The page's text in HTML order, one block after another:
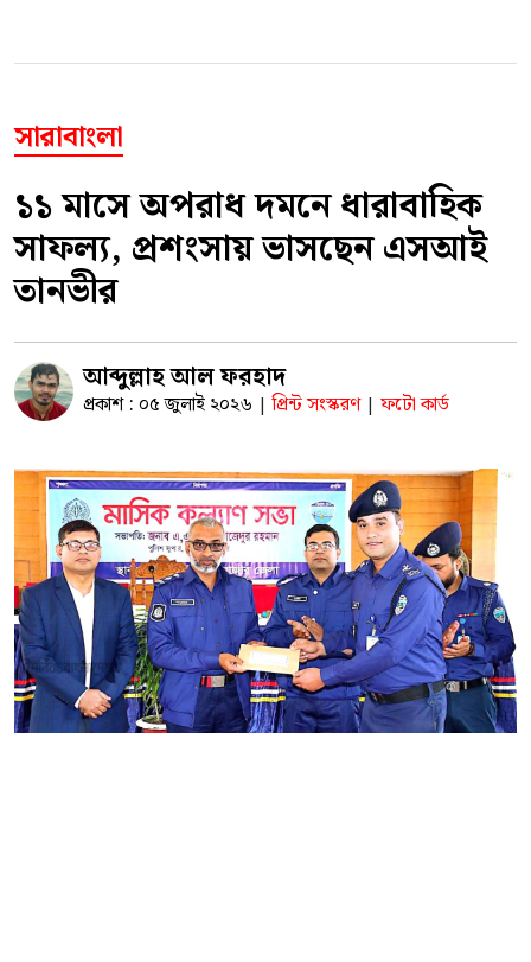
সারাবাংলা
১১ মাসে অপরাধ দমনে ধারাবাহিক
সাফল্য, প্রশংসায় ভাসছেন এসআই
তানভীর
আব্দুল্লাহ আল ফরহাদ
প্রকাশ : ০৫ জুলাই ২০২৬ | প্রিন্ট সংস্করণ | ফটো কার্ড